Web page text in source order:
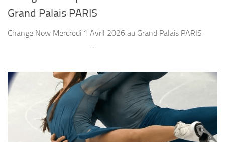
Grand Palais PARIS
Change Now Mercredi 1 Avril 2026 au Grand Palais PARIS
...